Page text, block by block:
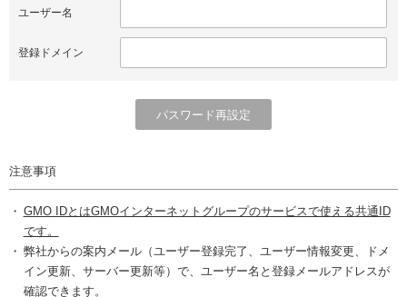
ユーザー名
登録ドメイン
注意事項
GMO IDとはGMOインターネットグループのサービスで使える共通ID
です。
弊社からの案内メール（ユーザー登録完了、ユーザー情報変更、ドメ
イン更新、サーバー更新等）で、ユーザー名と登録メールアドレスが
確認できます。